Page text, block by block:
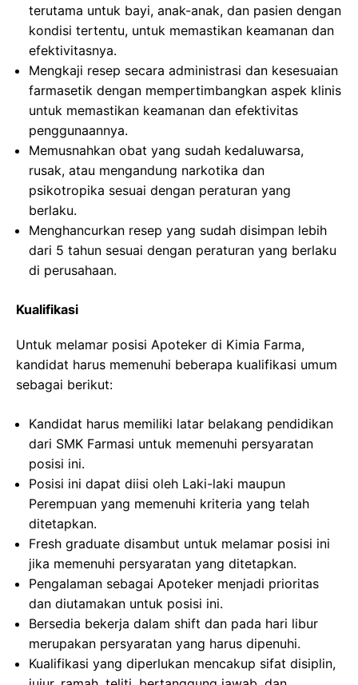
terutama untuk bayi, anak-anak, dan pasien dengan
kondisi tertentu, untuk memastikan keamanan dan
efektivitasnya.
Mengkaji resep secara administrasi dan kesesuaian
farmasetik dengan mempertimbangkan aspek klinis
untuk memastikan keamanan dan efektivitas
penggunaannya.
Memusnahkan obat yang sudah kedaluwarsa,
rusak, atau mengandung narkotika dan
psikotropika sesuai dengan peraturan yang
berlaku.
Menghancurkan resep yang sudah disimpan lebih
dari 5 tahun sesuai dengan peraturan yang berlaku
di perusahaan.
Kualifikasi
Untuk melamar posisi Apoteker di Kimia Farma,
kandidat harus memenuhi beberapa kualifikasi umum
sebagai berikut:
Kandidat harus memiliki latar belakang pendidikan
dari SMK Farmasi untuk memenuhi persyaratan
posisi ini.
Posisi ini dapat diisi oleh Laki-laki maupun
Perempuan yang memenuhi kriteria yang telah
ditetapkan.
Fresh graduate disambut untuk melamar posisi ini
jika memenuhi persyaratan yang ditetapkan.
Pengalaman sebagai Apoteker menjadi prioritas
dan diutamakan untuk posisi ini.
Bersedia bekerja dalam shift dan pada hari libur
merupakan persyaratan yang harus dipenuhi.
Kualifikasi yang diperlukan mencakup sifat disiplin,